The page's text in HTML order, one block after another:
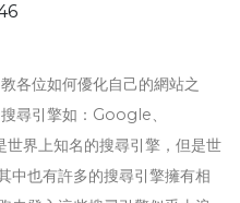
各位如何優化自己的網站之
尋引擎如：Google、
界上知名的搜尋引擎，但是世
中也有許多的搜尋引擎擁有相